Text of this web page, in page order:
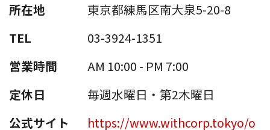
所在地
東京都練馬区南大泉5-20-8
TEL
03-3924-1351
営業時間
AM 10:00 - PM 7:00
定休日
毎週水曜日・第2木曜日
公式サイト
https://www.withcorp.tokyo/o